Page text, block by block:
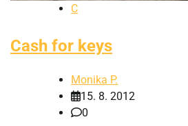
C
Cash for keys
Monika P.
15. 8. 2012
0